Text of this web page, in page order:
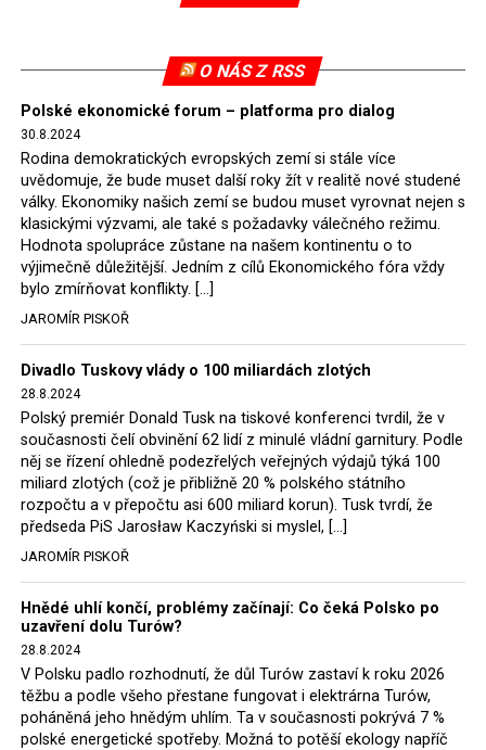
2022, než byl tento případ z důvodu uzavření dohody
Polska s Českou republikou o odstranění příčin sporu o
důl Turów vymazán z rejstříku tribunálu. Celkem si
Polsko nechalo z přiznaných evropských fondů odečíst
asi 70 milionů eur na pokutách a 45 milionů eur
zaplatilo jako odškodnění České republice – ale jak důl,
tak elektrárna nadále fungovaly. Už tehdy zástupci
tehdejší opozice a dnes vládnoucí koalice, jako
místopředseda Občanské platformy (PO) Rafał
Hołownia, přímo řekli, že by se polská vláda měla
tomuto rozhodnutí podřídit.
Rozhodnutí polského ministra spravedlnosti jistě potěší
německé, české a polské ekology, ale i těžaře. Je těžké si
představit, že by o takové věci rozhodoval sám ministr
Bodnar. Musel získat politický souhlas vládnoucí koalice.
Stále jsou totiž platné argumenty Morawieckého vlády,
že důl i elektrárna jsou – kromě zabezpečování cca 7 %
polského energetického mixu – klíčovými podniky, spolu
se svými dceřinými společnostmi zaměstnávají cca pět
tisíc lidí. Navíc s činností dolu a elektrárny nepřímo
souvisí dalších několik desítek tisíc pracovních míst v
regionu. Zelená politika ale opět zvítězila.
O NÁS Z RSS
Polské ekonomické forum – platforma pro dialog
30.8.2024
Rodina demokratických evropských zemí si stále více
uvědomuje, že bude muset další roky žít v realitě nové studené
války. Ekonomiky našich zemí se budou muset vyrovnat nejen s
klasickými výzvami, ale také s požadavky válečného režimu.
Hodnota spolupráce zůstane na našem kontinentu o to
výjimečně důležitější. Jedním z cílů Ekonomického fóra vždy
bylo zmírňovat konflikty. […]
JAROMÍR PISKOŘ
Divadlo Tuskovy vlády o 100 miliardách zlotých
28.8.2024
Polský premiér Donald Tusk na tiskové konferenci tvrdil, že v
současnosti čelí obvinění 62 lidí z minulé vládní garnitury. Podle
něj se řízení ohledně podezřelých veřejných výdajů týká 100
miliard zlotých (což je přibližně 20 % polského státního
rozpočtu a v přepočtu asi 600 miliard korun). Tusk tvrdí, že
předseda PiS Jarosław Kaczyński si myslel, […]
JAROMÍR PISKOŘ
Hnědé uhlí končí, problémy začínají: Co čeká Polsko po
uzavření dolu Turów?
28.8.2024
V Polsku padlo rozhodnutí, že důl Turów zastaví k roku 2026
těžbu a podle všeho přestane fungovat i elektrárna Turów,
poháněná jeho hnědým uhlím. Ta v současnosti pokrývá 7 %
polské energetické spotřeby. Možná to potěší ekology napříč